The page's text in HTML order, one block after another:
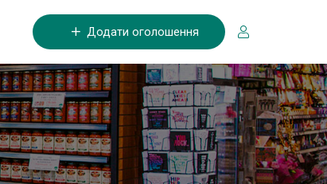
Додати оголошення